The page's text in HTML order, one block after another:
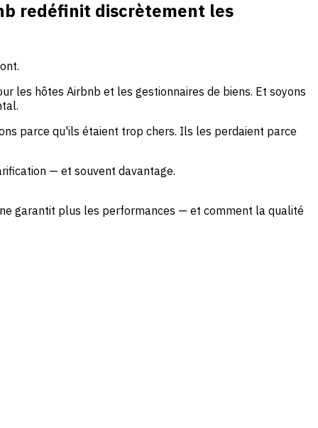
redéfinit discrètement les
les hôtes Airbnb et les gestionnaires de biens. Et soyons
parce qu'ils étaient trop chers. Ils les perdaient parce
— et souvent davantage.
garantit plus les performances — et comment la qualité